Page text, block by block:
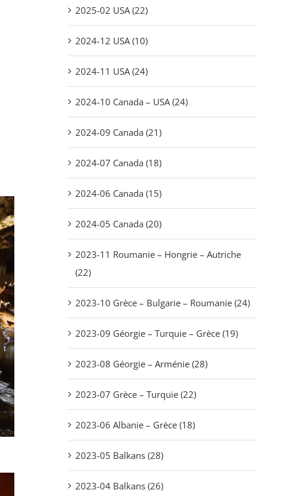
2025-02 USA (22)
2024-12 USA (10)
2024-11 USA (24)
2024-10 Canada – USA (24)
2024-09 Canada (21)
2024-07 Canada (18)
2024-06 Canada (15)
2024-05 Canada (20)
2023-11 Roumanie – Hongrie – Autriche
(22)
2023-10 Grèce – Bulgarie – Roumanie (24)
2023-09 Géorgie – Turquie – Grèce (19)
2023-08 Géorgie – Arménie (28)
2023-07 Grèce – Turquie (22)
2023-06 Albanie – Grèce (18)
2023-05 Balkans (28)
2023-04 Balkans (26)